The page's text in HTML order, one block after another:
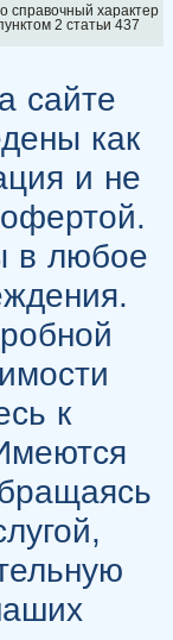
справочный характер
2 статьи 437
сайте
как
и не
в любое
к